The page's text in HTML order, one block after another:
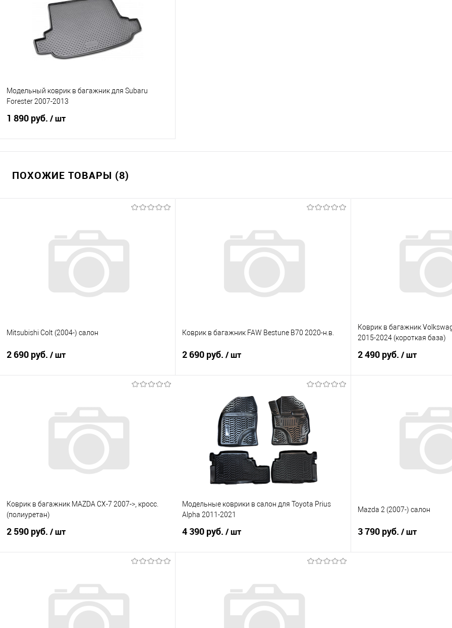
Модельный коврик в багажник для Subaru
Forester 2007-2013
1 890 руб. / шт
В наличии
ПОХОЖИЕ ТОВАРЫ (8)
Mitsubishi Colt (2004-) салон
2 690 руб. / шт
Купить в 1 клик
Сравнение
Под заказ
Коврик в багажник FAW Bestune B70 2020-н.в.
2 690 руб. / шт
В корзину
Купить в 1 клик
Сравнение
В избранное
Под заказ
Коврик в багажник
2015-2024 (короткая база)
2 490 руб. / шт
Купить в 1 клик
Коврик в багажник MAZDA CX-7 2007->, кросс.
(полиуретан)
2 590 руб. / шт
Купить в 1 клик
Сравнение
Под заказ
Модельные коврики в салон для Toyota Prius
Alpha 2011-2021
4 390 руб. / шт
Купить в 1 клик
Сравнение
Под заказ
Mazda 2 (2007-) салон
3 790 руб. / шт